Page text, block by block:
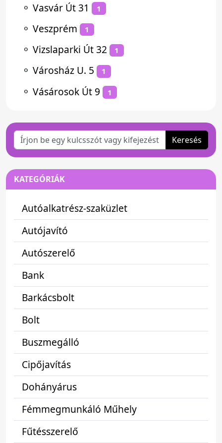
⚬ Vasvár Út 31 1
⚬ Veszprém 1
⚬ Vizslaparki Út 32 1
⚬ Városház U. 5 1
⚬ Vásárosok Út 9 1
Keresés
KATEGÓRIÁK
Autóalkatrész-szaküzlet
Autójavító
Autószerelő
Bank
Barkácsbolt
Bolt
Buszmegálló
Cipőjavítás
Dohányárus
Fémmegmunkáló Műhely
Fűtésszerelő